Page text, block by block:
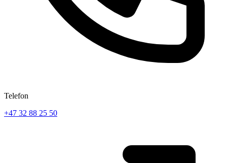
Telefon
+47 32 88 25 50